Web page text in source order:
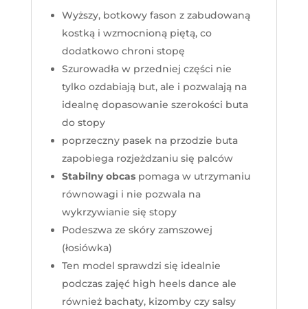
Wyższy, botkowy fason z zabudowaną
kostką i wzmocnioną piętą, co
dodatkowo chroni stopę
Szurowadła w przedniej części nie
tylko ozdabiają but, ale i pozwalają na
idealnę dopasowanie szerokości buta
do stopy
poprzeczny pasek na przodzie buta
zapobiega rozjeżdzaniu się palców
Stabilny obcaspomaga w utrzymaniu
równowagi i nie pozwala na
wykrzywianie się stopy
Podeszwa ze skóry zamszowej
(łosiówka)
Ten model sprawdzi się idealnie
podczas zajęć high heels dance ale
również bachaty, kizomby czy salsy